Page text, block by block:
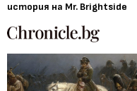
история на Mr. Brightside